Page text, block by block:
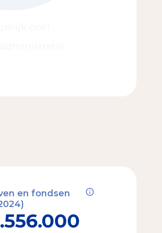
en fondsen